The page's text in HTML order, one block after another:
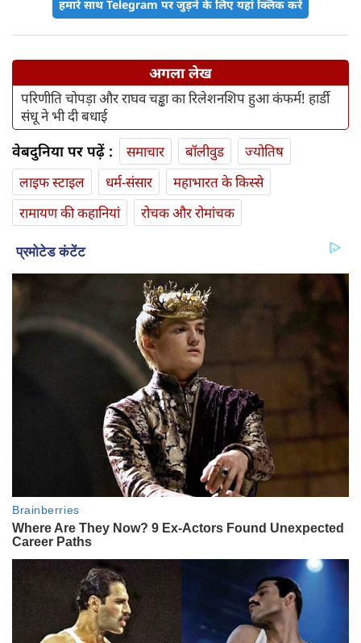
हमारे साथ Telegram पर जुड़ने के लिए यहां क्लिक करें
अगला लेख
परिणीति चोपड़ा और राघव चड्ढा का रिलेशनशिप हुआ कंफर्म! हार्डी
संधू ने भी दी बधाई
वेबदुनिया पर पढ़ें : समाचार बॉलीवुड
ज्योतिष
लाइफ स्‍टाइल
धर्म-संसार
महाभारत के किस्से
रामायण की कहानियां
रोचक और रोमांचक